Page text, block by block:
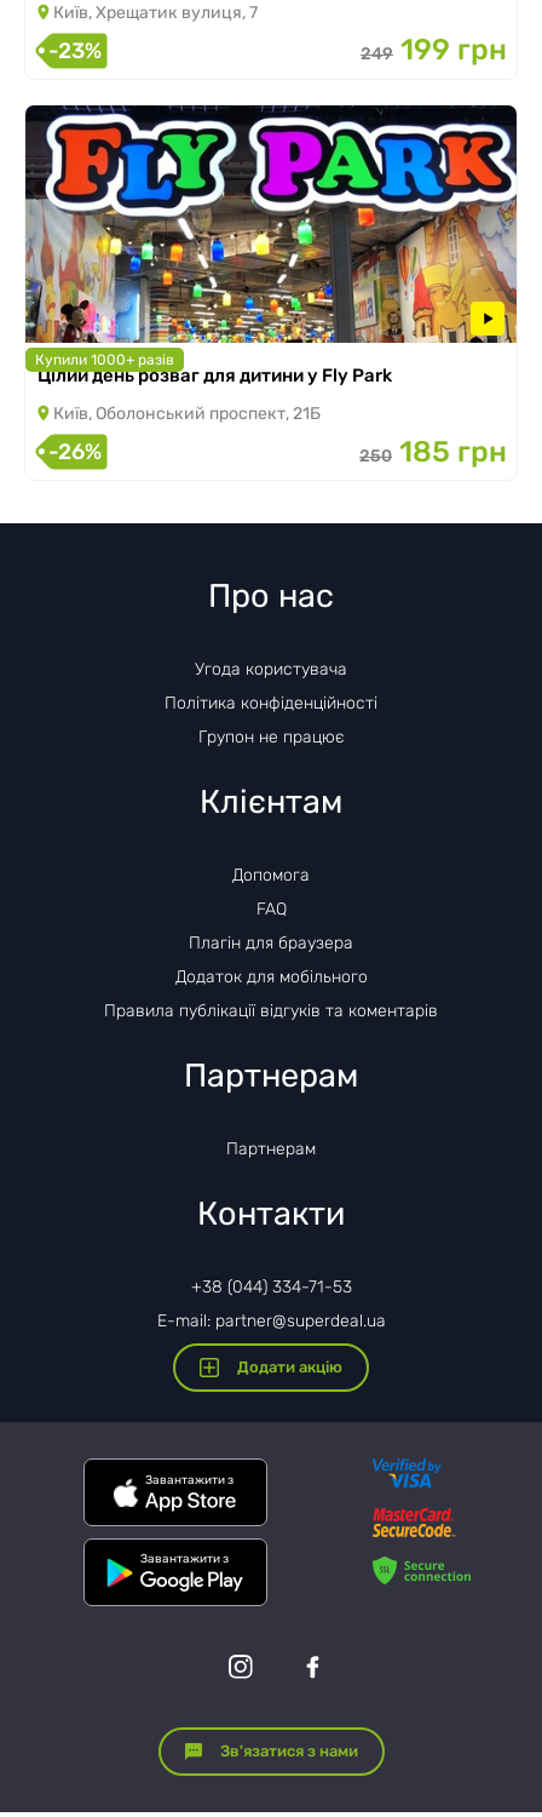
Київ, Хрещатик вулиця, 7
-23% 249 199 грн
Купили 1000+ разів
Цілий день розваг для дитини у Fly Park
Київ, Оболонський проспект, 21Б
-26% 250 185 грн
Про нас
Угода користувача
Політика конфіденційності
Групон не працює
Клієнтам
Допомога
FAQ
Плагін для браузера
Додаток для мобільного
Правила публікації відгуків та коментарів
Партнерам
Партнерам
Контакти
+38 (044) 334-71-53
E-mail: partner@superdeal.ua
Додати акцію
Завантажити з
Завантажити з
Зв'язатися з нами